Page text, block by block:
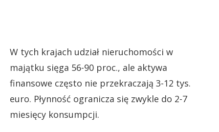
W tych krajach udział nieruchomości w
majątku sięga 56-90 proc., ale aktywa
finansowe często nie przekraczają 3-12 tys.
euro. Płynność ogranicza się zwykle do 2-7
miesięcy konsumpcji.